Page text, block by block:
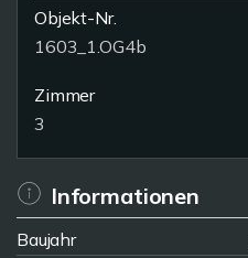
Objekt-Nr.
1603_1.OG4b
Zimmer
3
Informationen
Baujahr